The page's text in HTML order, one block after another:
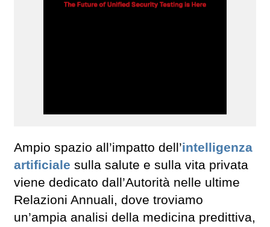
Ampio spazio all’impatto dell’intelligenza
artificiale sulla salute e sulla vita privata
viene dedicato dall’Autorità nelle ultime
Relazioni Annuali, dove troviamo
un’ampia analisi della medicina predittiva,